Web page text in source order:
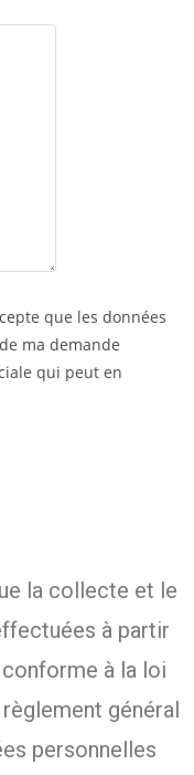
que les données
ma demande
qui peut en
la collecte et le
à partir
à la loi
général
personnelles